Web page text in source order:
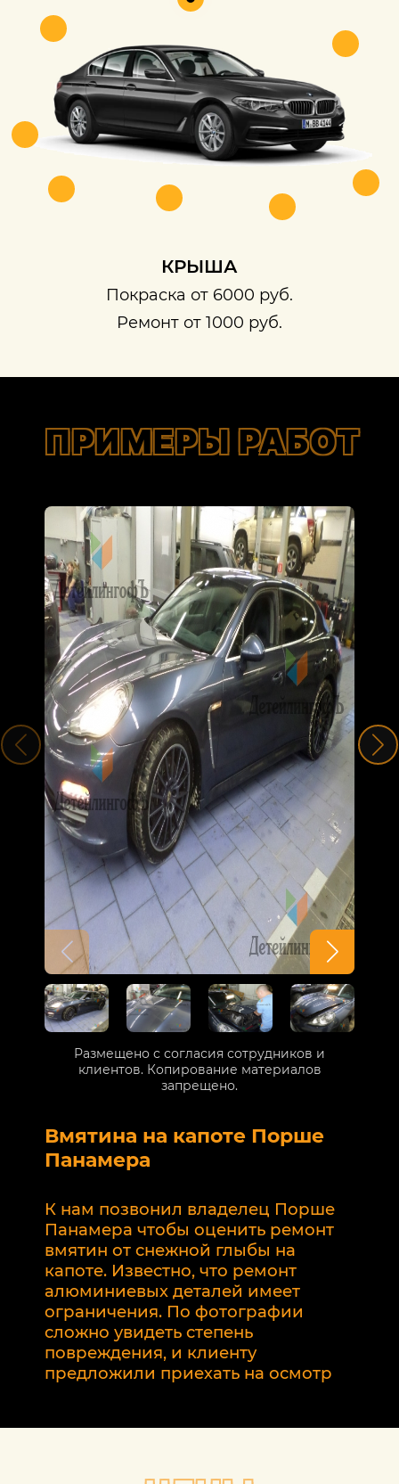
КРЫША
Покраска от 6000 руб.
Ремонт от 1000 руб.
ПРИМЕРЫ РАБОТ
Вмятина на капоте Порше
Панамера
К нам позвонил владелец Порше
Панамера чтобы оценить ремонт
вмятин от снежной глыбы на
капоте. Известно, что ремонт
алюминиевых деталей имеет
ограничения. По фотографии
сложно увидеть степень
повреждения, и клиенту
предложили приехать на осмотр
Размещено с согласия сотрудников и
клиентов. Копирование материалов
запрещено.